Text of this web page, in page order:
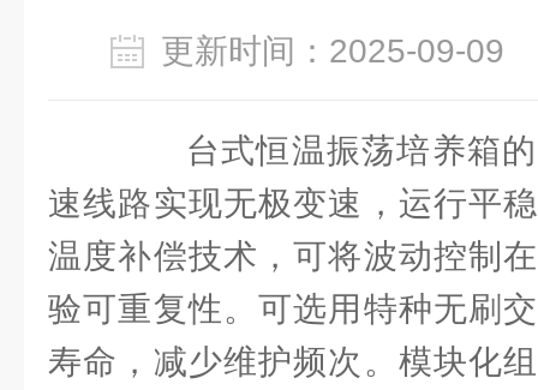
更新时间：2025-09-
台式恒温振荡培养箱的
速线路实现无极变速，运行平
温度补偿技术，可将波动控制
验可重复性。可选用特种无刷
寿命，减少维护频次。模块化